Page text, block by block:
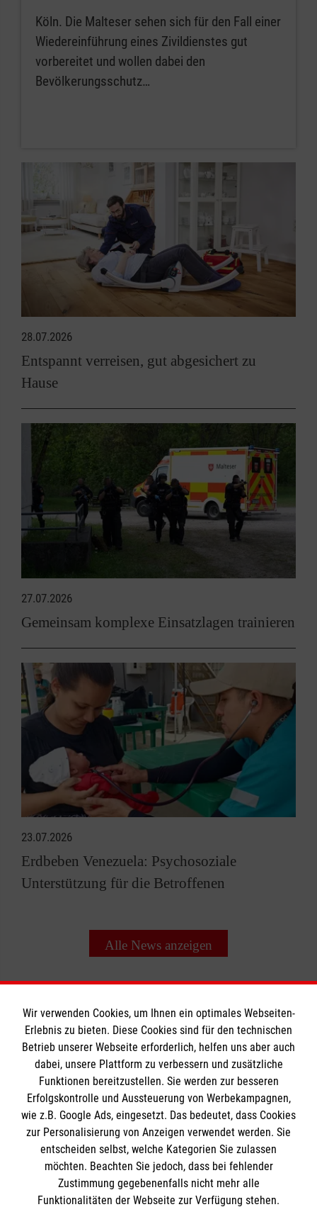
Köln. Die Malteser sehen sich für den Fall einer
Wiedereinführung eines Zivildienstes gut
vorbereitet und wollen dabei den
Bevölkerungsschutz…
28.07.2026
Entspannt verreisen, gut abgesichert zu
Hause
27.07.2026
Gemeinsam komplexe Einsatzlagen trainieren
23.07.2026
Erdbeben Venezuela: Psychosoziale
Unterstützung für die Betroffenen
Alle News anzeigen
Informationen
Impressum
Datenschutz
Kontakt
Barrierefreiheit
Die Malteser
Malteser in Deutschland
Malteserorden
Wir verwenden Cookies, um Ihnen ein optimales Webseiten-
Erlebnis zu bieten. Diese Cookies sind für den technischen
Betrieb unserer Webseite erforderlich, helfen uns aber auch
dabei, unsere Plattform zu verbessern und zusätzliche
Funktionen bereitzustellen. Sie werden zur besseren
Erfolgskontrolle und Aussteuerung von Werbekampagnen,
wie z.B. Google Ads, eingesetzt. Das bedeutet, dass Cookies
zur Personalisierung von Anzeigen verwendet werden. Sie
entscheiden selbst, welche Kategorien Sie zulassen
möchten. Beachten Sie jedoch, dass bei fehlender
Zustimmung gegebenenfalls nicht mehr alle
Funktionalitäten der Webseite zur Verfügung stehen.